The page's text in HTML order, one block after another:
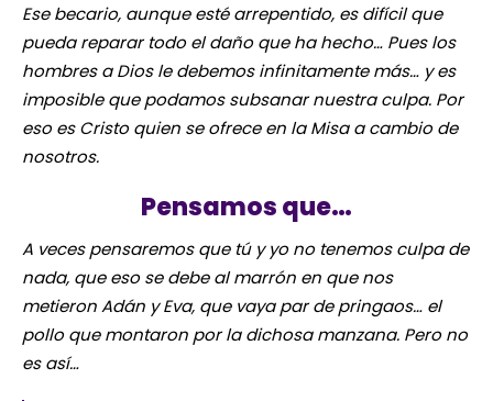
Ese becario, aunque esté arrepentido, es difícil que
pueda reparar todo el daño que ha hecho… Pues los
hombres a Dios le debemos infinitamente más… y es
imposible que podamos subsanar nuestra culpa. Por
eso es Cristo quien se ofrece en la Misa a cambio de
nosotros.
Pensamos que…
A veces pensaremos que tú y yo no tenemos culpa de
nada, que eso se debe al marrón en que nos
metieron Adán y Eva, que vaya par de pringaos… el
pollo que montaron por la dichosa manzana. Pero no
es así…